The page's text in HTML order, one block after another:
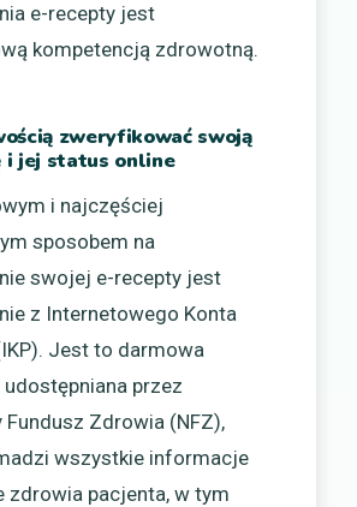
e-recepty jest
kompetencją zdrowotną.
zweryfikować swoją
i jej status online
i najczęściej
sposobem na
swojej e-recepty jest
z Internetowego Konta
Jest to darmowa
przez
Fundusz Zdrowia (NFZ),
wszystkie informacje
zdrowia pacjenta, w tym